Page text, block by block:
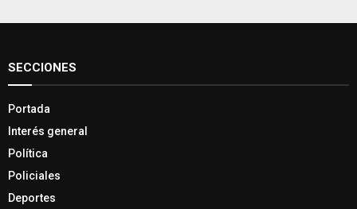
SECCIONES
Portada
Interés general
Política
Policiales
Deportes